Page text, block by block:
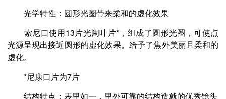
光学特性：圆形光圈带来柔和的虚化效果
索尼口使用13片光阑叶片*，组成了圆形光圈，可使点
光源呈现出接近圆形的虚化效果。给予了焦外美丽且柔和的
虚化。
*尼康口片为7片
结构特点：表里如一，里外可靠的结构造就的优秀镜头